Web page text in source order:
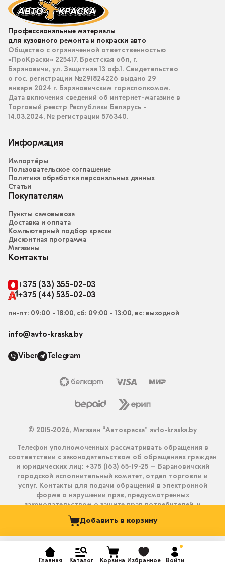
Главная Каталог Избранное Войти
Корзина
Добавить в корзину
Профессиональные материалы
для кузовного ремонта и покраски авто
Общество с ограниченной ответственностью
«ПроКраски» 225417, Брестская обл, г.
Барановичи, ул. Защитная 13 оф.1. Свидетельство
о гос. регистрации №291824226 выдано 29
января 2024 г. Барановичским горисполкомом.
Дата включения сведений об интернет-магазине в
Торговый реестр Республики Беларусь -
14.03.2024, № регистрации 576340.
Информация
Импортёры
Пользовательское соглашение
Политика обработки персональных данных
Статьи
Покупателям
Пункты самовывоза
Доставка и оплата
Компьютерный подбор краски
Дисконтная программа
Магазины
Контакты
+375 (33) 355-02-03
+375 (44) 535-02-03
пн-пт: 09:00 - 18:00, сб: 09:00 - 13:00, вс: выходной
info@avto-kraska.by
Viber Telegram
© 2015-2026, Магазин “Автокраска” avto-kraska.by
Телефон уполномоченных рассматривать обращения в
соответствии с законодательством об обращениях граждан
и юридических лиц: +375 (163) 65-19-25 – Барановичский
городской исполнительный комитет, отдел торговли и
услуг. Контакты для подачи обращений в электронной
форме о нарушении прав, предусмотренных
законодательством о защите прав потребителей, и
получения ответа на них: info@avto-kraska.by и
+375333550203 (Viber, Telegram).